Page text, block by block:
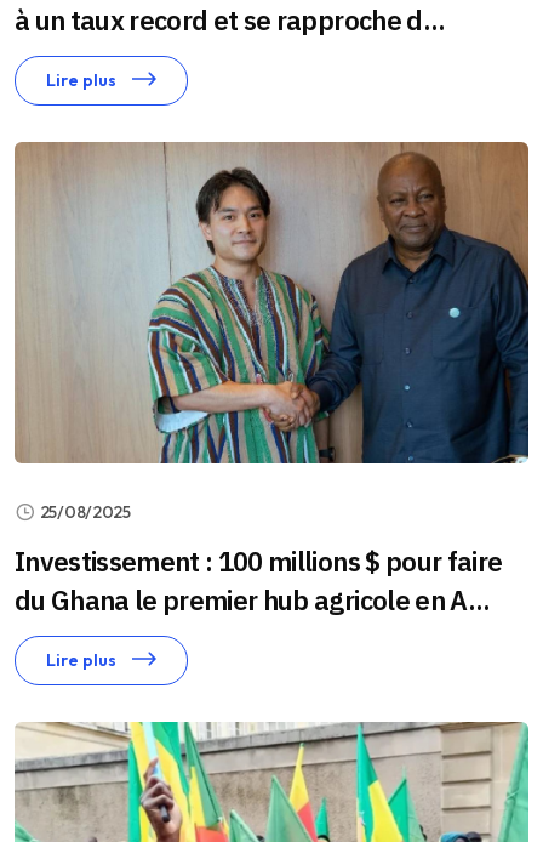
à un taux record et se rapproche d...
Lire plus
25/08/2025
Investissement : 100 millions $ pour faire
du Ghana le premier hub agricole en A...
Lire plus